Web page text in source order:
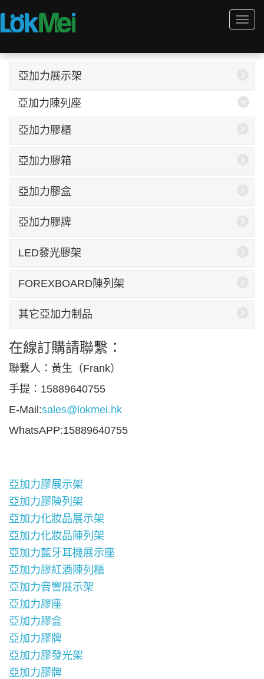
亞加力展示架
亞加力陳列座
亞加力膠櫃
亞加力膠箱
亞加力膠盒
亞加力膠牌
LED發光膠架
FOREXBOARD陳列架
其它亞加力制品
在線訂購請聯繫：
聯繫人：黃生（Frank）
手提：15889640755
E-Mail:sales@lokmei.hk
WhatsAPP:15889640755
亞加力膠展示架
亞加力膠陳列架
亞加力化妝品展示架
亞加力化妝品陳列架
亞加力藍牙耳機展示座
亞加力膠紅酒陳列櫃
亞加力音響展示架
亞加力膠座
亞加力膠盒
亞加力膠牌
亞加力膠發光架
亞加力膠牌